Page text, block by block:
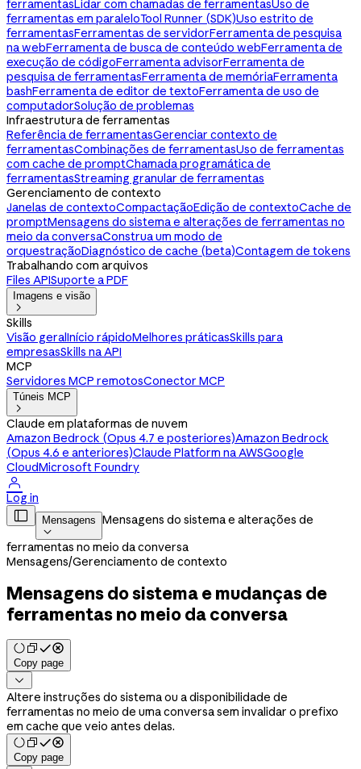
ferramentasLidar com chamadas de ferramentasUso de
ferramentas em paraleloTool Runner (SDK)Uso estrito de
ferramentasFerramentas de servidorFerramenta de pesquisa
na webFerramenta de busca de conteúdo webFerramenta de
execução de códigoFerramenta advisorFerramenta de
pesquisa de ferramentasFerramenta de memóriaFerramenta
bashFerramenta de editor de textoFerramenta de uso de
computadorSolução de problemas
Infraestrutura de ferramentas
Referência de ferramentasGerenciar contexto de
ferramentasCombinações de ferramentasUso de ferramentas
com cache de promptChamada programática de
ferramentasStreaming granular de ferramentas
Gerenciamento de contexto
Janelas de contextoCompactaçãoEdição de contextoCache de
promptMensagens do sistema e alterações de ferramentas no
meio da conversaConstrua um modo de
orquestraçãoDiagnóstico de cache (beta)Contagem de tokens
Trabalhando com arquivos
Files APISuporte a PDF
Imagens e visão

Skills
Visão geralInício rápidoMelhores práticasSkills para
empresasSkills na API
MCP
Servidores MCP remotosConector MCP
Túneis MCP

Claude em plataformas de nuvem
Amazon Bedrock (Opus 4.7 e posteriores)Amazon Bedrock
(Opus 4.6 e anteriores)Claude Platform na AWSGoogle
CloudMicrosoft Foundry

Log in
 Mensagens

Mensagens do sistema e alterações de
ferramentas no meio da conversa
Mensagens/Gerenciamento de contexto
Mensagens do sistema e mudanças de
ferramentas no meio da conversa
Copy page

Altere instruções do sistema ou a disponibilidade de
ferramentas no meio de uma conversa sem invalidar o prefixo
em cache que veio antes delas.
Copy page